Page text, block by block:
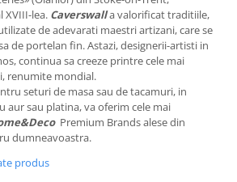
XVIII-lea. Caverswalla valorificat traditiile,
de adevarati maestri artizani, care se
de portelan fin. Astazi, designerii-artisti in
continua sa creeze printre cele mai
renumite mondial.
seturi de masa sau de tacamuri, in
aur sau platina, va oferim cele mai
Premium Brands alese din
dumneavoastra.
produs